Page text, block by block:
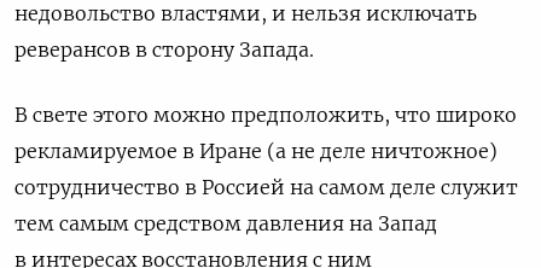
недовольство властями, и нельзя исключать
реверансов в сторону Запада.
В свете этого можно предположить, что широко
рекламируемое в Иране (а не деле ничтожное)
сотрудничество в Россией на самом деле служит
тем самым средством давления на Запад
в интересах восстановления с ним